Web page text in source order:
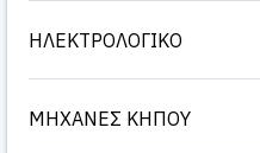
ΗΛΕΚΤΡΟΛΟΓΙΚΟ
ΜΗΧΑΝΕΣ ΚΗΠΟΥ